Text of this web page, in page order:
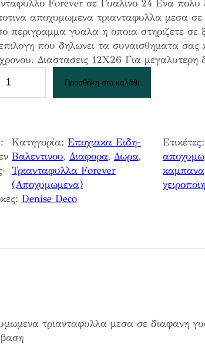
Forever σε Γυαλινο 24 Ενα πολυ
αποχυμωμενα τριανταφυλλα μεσα
περιγραμμα γυαλα η οποια στηριζετε σε
που δηλωνει τα συναισθηματα σας
Διαστασεις 12Χ26 Για
Προσθήκη στο καλάθι
Κατηγορία: Εποχιακα Ειδη-
Βαλεντινου, Διαφορα, Δωρα
Τριανταφυλλα Forever
(Αποχυμωμενα)
Ετικέτες:
καμπανα
Denise Deco
τριανταφυλλα μεσα σε διαφανη